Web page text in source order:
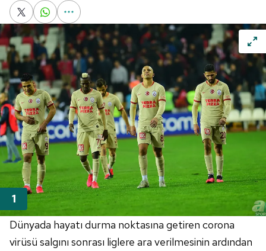
Dünyada hayatı durma noktasına getiren corona
virüsü salgını sonrası liglere ara verilmesinin ardından